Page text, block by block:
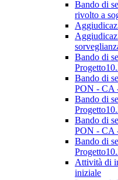
Bando di
rivolto a
Bando di
Bando di
PON - CA
Bando di
Bando di
PON - CA
Bando di
Attività di
iniziale